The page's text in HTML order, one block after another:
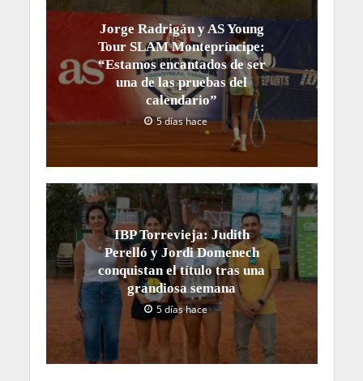
Jorge Radrigán y AS Young
Tour SLAM Montepríncipe:
“Estamos encantados de ser
una de las pruebas del
calendario”
5 días hace
IBP Torrevieja: Judith
Perelló y Jordi Domenech
conquistan el título tras una
grandiosa semana
5 días hace